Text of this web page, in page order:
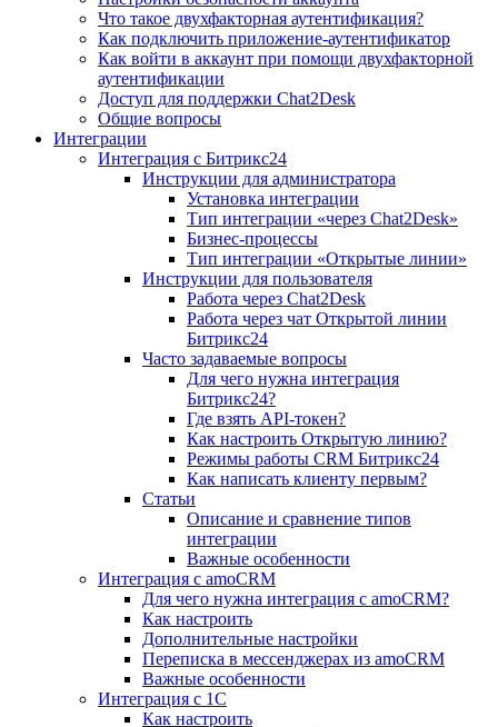
Что такое двухфакторная аутентификация?
Как подключить приложение-аутентификатор
Как войти в аккаунт при помощи двухфакторной
аутентификации
Доступ для поддержки Chat2Desk
Общие вопросы
Интеграции
Интеграция с Битрикс24
Инструкции для администратора
Установка интеграции
Тип интеграции «через Chat2Desk»
Бизнес-процессы
Тип интеграции «Открытые линии»
Инструкции для пользователя
Работа через Chat2Desk
Работа через чат Открытой линии
Битрикс24
Часто задаваемые вопросы
Для чего нужна интеграция
Битрикс24?
Где взять API-токен?
Как настроить Открытую линию?
Режимы работы CRM Битрикс24
Как написать клиенту первым?
Статьи
Описание и сравнение типов
интеграции
Важные особенности
Интеграция с amoCRM
Для чего нужна интеграция с amoCRM?
Как настроить
Дополнительные настройки
Переписка в мессенджерах из amoCRM
Важные особенности
Интеграция с 1С
Как настроить